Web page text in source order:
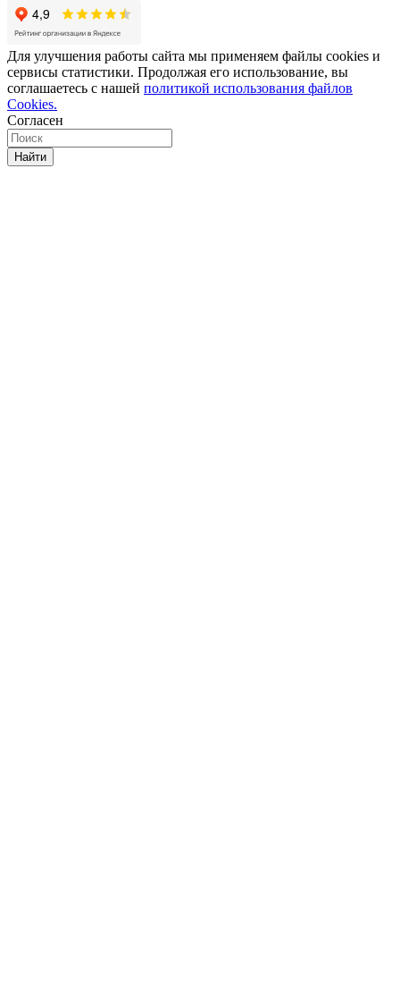
Для улучшения работы сайта мы применяем файлы cookies и
сервисы статистики. Продолжая его использование, вы
соглашаетесь с нашей политикой использования файлов
Cookies.
Согласен
Найти